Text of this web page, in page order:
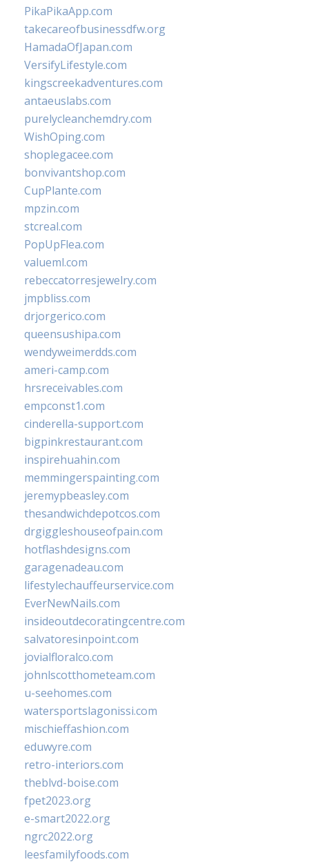
PikaPikaApp.com
takecareofbusinessdfw.org
HamadaOfJapan.com
VersifyLifestyle.com
kingscreekadventures.com
antaeuslabs.com
purelycleanchemdry.com
WishOping.com
shoplegacee.com
bonvivantshop.com
CupPlante.com
mpzin.com
stcreal.com
PopUpFlea.com
valueml.com
rebeccatorresjewelry.com
jmpbliss.com
drjorgerico.com
queensushipa.com
wendyweimerdds.com
ameri-camp.com
hrsreceivables.com
empconst1.com
cinderella-support.com
bigpinkrestaurant.com
inspirehuahin.com
memmingerspainting.com
jeremypbeasley.com
thesandwichdepotcos.com
drgiggleshouseofpain.com
hotflashdesigns.com
garagenadeau.com
lifestylechauffeurservice.com
EverNewNails.com
insideoutdecoratingcentre.com
salvatoresinpoint.com
jovialfloralco.com
johnlscotthometeam.com
u-seehomes.com
watersportslagonissi.com
mischieffashion.com
eduwyre.com
retro-interiors.com
theblvd-boise.com
fpet2023.org
e-smart2022.org
ngrc2022.org
leesfamilyfoods.com